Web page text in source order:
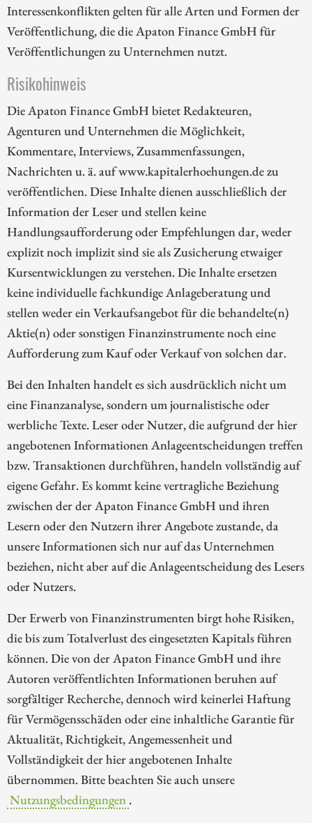
Interessenkonflikten gelten für alle Arten und Formen der
Veröffentlichung, die die Apaton Finance GmbH für
Veröffentlichungen zu Unternehmen nutzt.
Risikohinweis
Die Apaton Finance GmbH bietet Redakteuren,
Agenturen und Unternehmen die Möglichkeit,
Kommentare, Interviews, Zusammenfassungen,
Nachrichten u. ä. auf www.kapitalerhoehungen.de zu
veröffentlichen. Diese Inhalte dienen ausschließlich der
Information der Leser und stellen keine
Handlungsaufforderung oder Empfehlungen dar, weder
explizit noch implizit sind sie als Zusicherung etwaiger
Kursentwicklungen zu verstehen. Die Inhalte ersetzen
keine individuelle fachkundige Anlageberatung und
stellen weder ein Verkaufsangebot für die behandelte(n)
Aktie(n) oder sonstigen Finanzinstrumente noch eine
Aufforderung zum Kauf oder Verkauf von solchen dar.
Bei den Inhalten handelt es sich ausdrücklich nicht um
eine Finanzanalyse, sondern um journalistische oder
werbliche Texte. Leser oder Nutzer, die aufgrund der hier
angebotenen Informationen Anlageentscheidungen treffen
bzw. Transaktionen durchführen, handeln vollständig auf
eigene Gefahr. Es kommt keine vertragliche Beziehung
zwischen der der Apaton Finance GmbH und ihren
Lesern oder den Nutzern ihrer Angebote zustande, da
unsere Informationen sich nur auf das Unternehmen
beziehen, nicht aber auf die Anlageentscheidung des Lesers
oder Nutzers.
Der Erwerb von Finanzinstrumenten birgt hohe Risiken,
die bis zum Totalverlust des eingesetzten Kapitals führen
können. Die von der Apaton Finance GmbH und ihre
Autoren veröffentlichten Informationen beruhen auf
sorgfältiger Recherche, dennoch wird keinerlei Haftung
für Vermögensschäden oder eine inhaltliche Garantie für
Aktualität, Richtigkeit, Angemessenheit und
Vollständigkeit der hier angebotenen Inhalte
übernommen. Bitte beachten Sie auch unsere
Nutzungsbedingungen .